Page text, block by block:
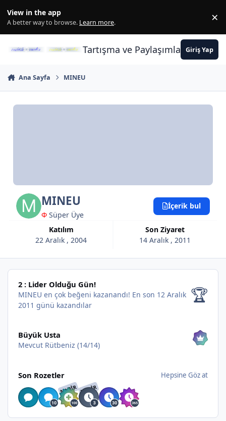
View in the app
A better way to browse. Learn more. ×
Tartışma ve PaylaşımlarınGiriş Yap
Ana Sayfa MINEU
MINEU
Φ Süper Üye
Katılım
22 Aralık , 2004
Son Ziyaret
14 Aralık , 2011
İçerik bul
2 : Lider Olduğu Gün!
2 : Lider Olduğu Gün!
MINEU en çok beğeni kazanandı! En son 12 Aralık
2011 günü kazandılar
🏆
Büyük Usta
Mevcut Rütbeniz (14/14)
Son Rozetler Hepsine Göz at
NADIRNADIR